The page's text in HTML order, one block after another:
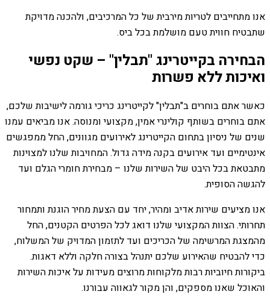
אנו מתחייבים לטריות מירבית של כל המרכיבים, ולהכנה מדויקת
שתבטיח חווית טעם מושלמת בכל ביס.
הבחירה בקייטרינג "תבלין" – שקט נפשי
ואיכות ללא פשרות
כאשר אתם בוחרים ב"תבלין" לקייטרינג כריכי גורמה לישיבות שלכם,
אתם בוחרים בשותף קולינרי אמין, מקצועי ומנוסה. אנו מביאים עמנו
שנים של ניסיון בתחום הקייטרינג לאירועים מגוונים, החל ממפגשים
אינטימיים ועד אירועים בקנה מידה גדול. המחויבות שלנו למצוינות
מתבטאת בכל היבט של השירות שלנו – מבחירת חומרי הגלם ועד
להגשה הסופית.
אנו מציעים שירות אדיב ומהיר, יחד עם הצעת מחיר הוגנת ותמחור
תחרותי. הצוות המקצועי שלנו דואג לכל הפרטים הקטנים, החל
מהמצגת המרשימה של הכריכים ועד לתזמון המדויק של המשלוח,
כדי להבטיח שהאירוע שלכם יתנהל בצורה חלקה וללא דאגות.
ביקורות חיוביות רבות מלקוחות מרוצים מעידות על איכות השירות
והאוכל שאנו מספקים, והן מקור לגאווה עבורנו.